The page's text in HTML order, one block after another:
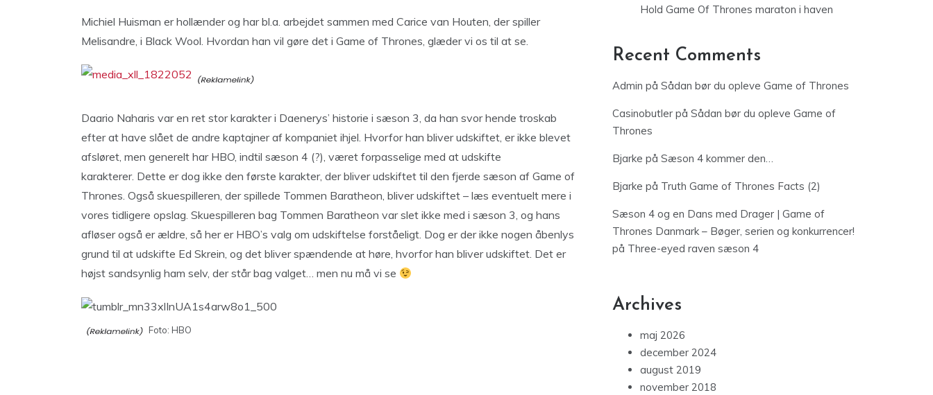
Michiel Huisman er hollænder og har bl.a. arbejdet sammen med Carice van Houten, der spiller
Melisandre, i Black Wool. Hvordan han vil gøre det i Game of Thrones, glæder vi os til at se.
Daario Naharis var en ret stor karakter i Daenerys’ historie i sæson 3, da han svor hende troskab
efter at have slået de andre kaptajner af kompaniet ihjel. Hvorfor han bliver udskiftet, er ikke blevet
afsløret, men generelt har HBO, indtil sæson 4 (?), været forpasselige med at udskifte
karakterer. Dette er dog ikke den første karakter, der bliver udskiftet til den fjerde sæson af Game of
Thrones. Også skuespilleren, der spillede Tommen Baratheon, bliver udskiftet – læs eventuelt mere i
vores tidligere opslag. Skuespilleren bag Tommen Baratheon var slet ikke med i sæson 3, og hans
afløser også er ældre, så her er HBO’s valg om udskiftelse forståeligt. Dog er der ikke nogen åbenlys
grund til at udskifte Ed Skrein, og det bliver spændende at høre, hvorfor han bliver udskiftet. Det er
højst sandsynlig ham selv, der står bag valget… men nu må vi se
Foto: HBO
Hold Game Of Thrones maraton i haven
Recent Comments
Admin på Sådan bør du opleve Game of Thrones
Casinobutler på Sådan bør du opleve Game of
Thrones
Bjarke på Sæson 4 kommer den…
Bjarke på Truth Game of Thrones Facts (2)
Sæson 4 og en Dans med Drager | Game of
Thrones Danmark – Bøger, serien og konkurrencer!
på Three-eyed raven sæson 4
Archives
maj 2026
december 2024
august 2019
november 2018